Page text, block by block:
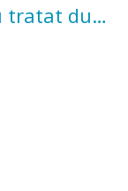
tratat după